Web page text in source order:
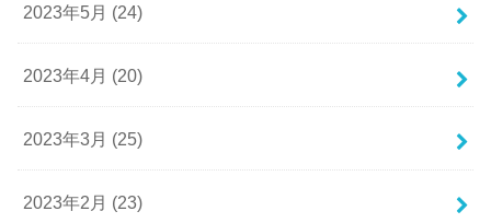
2023年5月 (24)
2023年4月 (20)
2023年3月 (25)
2023年2月 (23)